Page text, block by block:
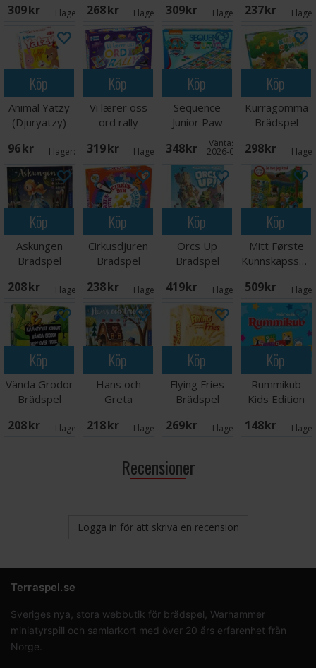
309 SEK I lager: 6268 SEK I lager: 2309 SEK I lager: 7
Brädspel
237 SEK I
Köp
Animal Yatzy
(Djuryatzy)
96 SEK I lager:
Köp
Vi lærer oss
ord rally
319 SEK I lager: 1
Köp
Sequence
Junior Paw
Patrol
Brädspel
348 SEK Väntas in:
2026-08-15
Köp
Kurragömma
Brädspel
298 SEK I
Köp
Askungen
Brädspel
208 SEK I lager: 1
Köp
Cirkusdjuren
Brädspel
238 SEK I lager: 5
Köp
Orcs Up
Brädspel
419 SEK I lager: 1
Köp
Mitt Første
Kunnskapsspill
509 SEK I
Köp
Vända Grodor
Brädspel
208 SEK I lager: 5
Köp
Hans och
Greta
218 SEK I lager: 3
Köp
Flying Fries
Brädspel
269 SEK I lager:
Köp
Rummikub
Kids Edition
148 SEK I
Recensioner
Logga in för att skriva en recension
Terraspel.se
Sveriges nya, stora webbutik för brädspel, Warhammer
miniatyrspill och samlarkort med över 20 års erfarenhet från
Norge.